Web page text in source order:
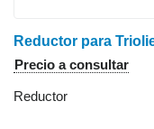
Reductor para
Precio a consultar
Reductor